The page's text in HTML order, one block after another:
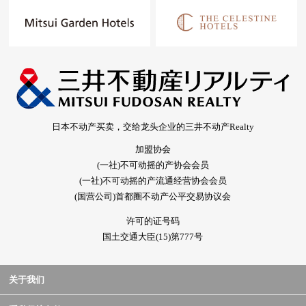
日本不动产买卖，交给龙头企业的三井不动产Realty
加盟协会
(一社)不可动摇的产协会会员
(一社)不可动摇的产流通经营协会会员
(国营公司)首都圈不动产公平交易协议会
许可的证号码
国土交通大臣(15)第777号
关于我们